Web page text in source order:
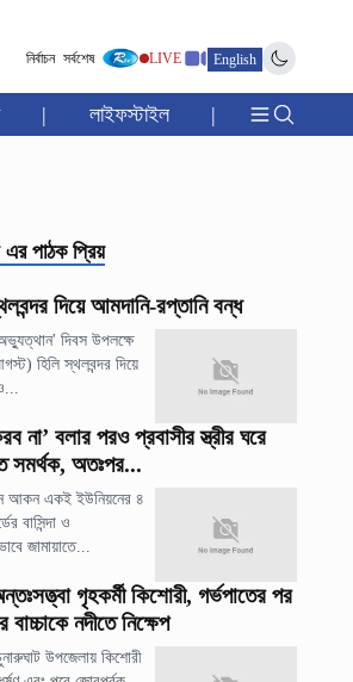
নির্বাচন সর্বশেষ LIVE English
| লাইফস্টাইল |
এর পাঠক প্রিয়
দিয়ে আমদানি-রপ্তানি বন্ধ
দিবস উপলক্ষে
হিলি স্থলবন্দর দিয়ে
না’ বলার পরও প্রবাসীর স্ত্রীর ঘরে
সমর্থক, অতঃপর...
একই ইউনিয়নের ৪
বাসিন্দা ও
জামায়াতে...
গৃহকর্মী কিশোরী, গর্ভপাতের পর
বাচ্চাকে নদীতে নিক্ষেপ
উপজেলায় কিশোরী